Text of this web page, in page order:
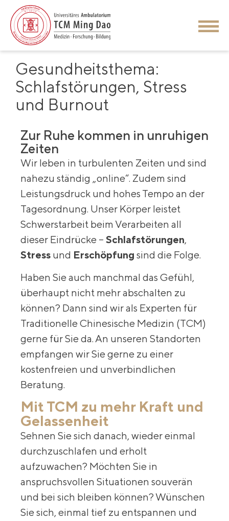
Gesundheitsthema:
Schlafstörungen, Stress
und Burnout
Zur Ruhe kommen in unruhigen
Zeiten
Wir leben in turbulenten Zeiten und sind
nahezu ständig „online“. Zudem sind
Leistungsdruck und hohes Tempo an der
Tagesordnung. Unser Körper leistet
Schwerstarbeit beim Verarbeiten all
dieser Eindrücke – Schlafstörungen,
Stress und Erschöpfung sind die Folge.
Haben Sie auch manchmal das Gefühl,
überhaupt nicht mehr abschalten zu
können? Dann sind wir als Experten für
Traditionelle Chinesische Medizin (TCM)
gerne für Sie da. An unseren Standorten
empfangen wir Sie gerne zu einer
kostenfreien und unverbindlichen
Beratung.
Mit TCM zu mehr Kraft und
Gelassenheit
Sehnen Sie sich danach, wieder einmal
durchzuschlafen und erholt
aufzuwachen? Möchten Sie in
anspruchsvollen Situationen souverän
und bei sich bleiben können? Wünschen
Sie sich, einmal tief zu entspannen und